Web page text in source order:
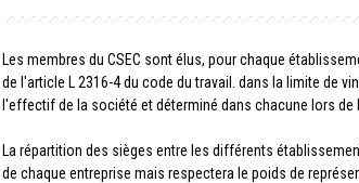
Les membres du CSEC sont élus, pour chaque
de l'article L 2316-4 du code du travail. dans la limite de
l'effectif de la société et déterminé dans chacune lors de
La répartition des sièges entre les différents
de chaque entreprise mais respectera le poids de